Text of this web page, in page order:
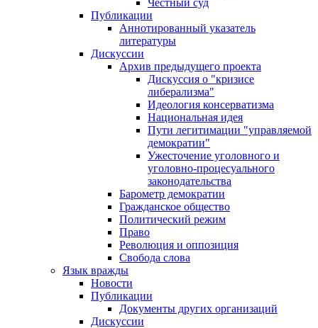
Честный суд
Публикации
Аннотированный указатель
литературы
Дискуссии
Архив предыдущего проекта
Дискуссия о "кризисе
либерализма"
Идеология консерватизма
Национальная идея
Пути легитимации "управляемой
демократии"
Ужесточение уголовного и
уголовно-процесуального
законодательства
Барометр демократии
Гражданское общество
Политический режим
Право
Революция и оппозиция
Свобода слова
Язык вражды
Новости
Публикации
Документы других организаций
Дискуссии